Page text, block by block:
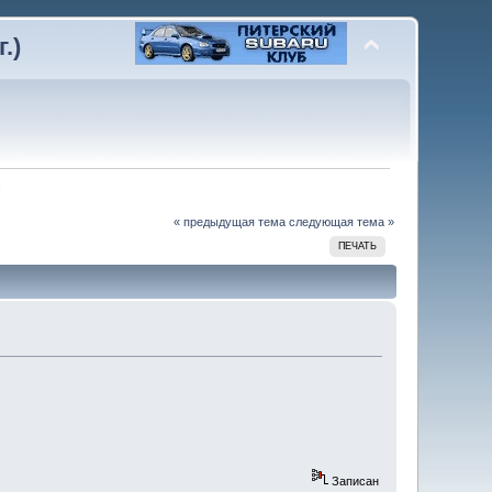
« предыдущая тема следующая тема »
ПЕЧАТЬ
Записан